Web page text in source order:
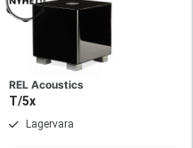
REL Acoustics
T/5x
Lagervara